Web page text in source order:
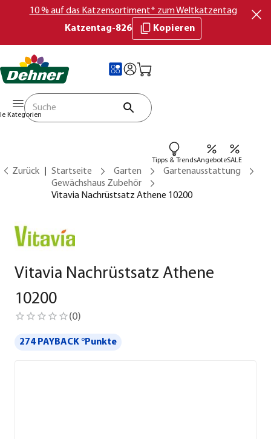
10 % auf das Katzensortiment* zum Weltkatzentag
Katzentag-826
Kopieren
Kategorien
Tipps & TrendsAngeboteSALE
Zurück Startseite Garten
Gartenausstattung
Gewächshaus Zubehör
Vitavia Nachrüstsatz Athene 10200
Vitavia Nachrüstsatz Athene
10200
(0)
274 PAYBACK °Punkte